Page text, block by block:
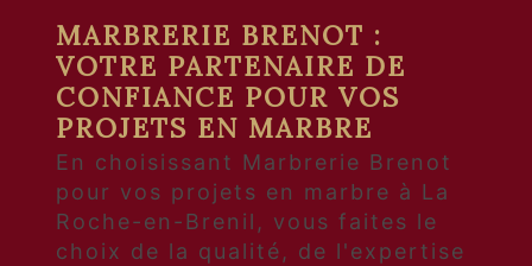
MARBRERIE BRENOT :
VOTRE PARTENAIRE DE
CONFIANCE POUR VOS
PROJETS EN MARBRE
En choisissant Marbrerie Brenot
pour vos projets en marbre à La
Roche-en-Brenil, vous faites le
choix de la qualité, de l'expertise